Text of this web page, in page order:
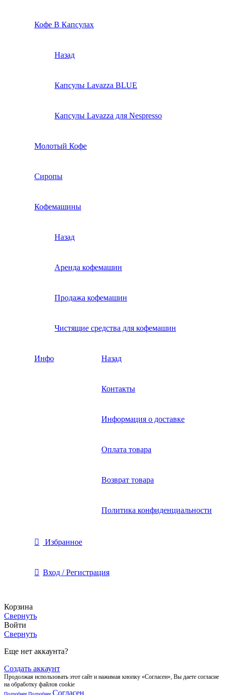
Кофе В Капсулах
Назад
Капсулы Lavazza BLUE
Капсулы Lavazza для Nespresso
Молотый Кофе
Сиропы
Кофемашины
Назад
Аренда кофемашин
Продажа кофемашин
Чистящие средства для кофемашин
Инфо Назад
Контакты
Информация о доставке
Оплата товара
Возврат товара
Политика конфиденциальности
Избранное
Вход / Регистрация
Корзина
Свернуть
Войти
Свернуть
Еще нет аккаунта?
Создать аккаунт
Продолжая использовать этот сайт и нажимая кнопку «Согласен», Вы даете согласие
на обработку файлов cookie
Подробнее Подробнее Согласен